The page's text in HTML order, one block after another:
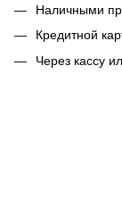
Наличными
Кредитной
Через кассу